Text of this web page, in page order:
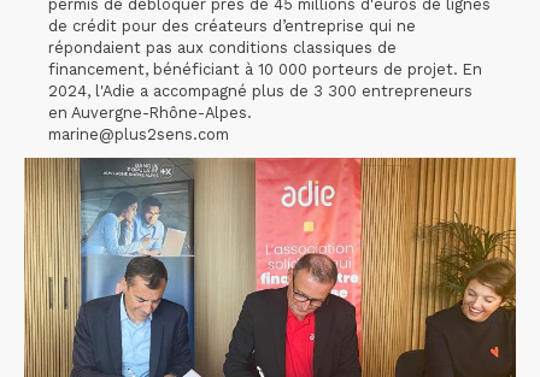
permis de débloquer près de 45 millions d'euros de lignes
de crédit pour des créateurs d’entreprise qui ne
répondaient pas aux conditions classiques de
financement, bénéficiant à 10 000 porteurs de projet. En
2024, l'Adie a accompagné plus de 3 300 entrepreneurs
en Auvergne-Rhône-Alpes.
marine@plus2sens.com